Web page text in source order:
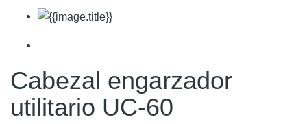
Cabezal engarzador
utilitario UC-60